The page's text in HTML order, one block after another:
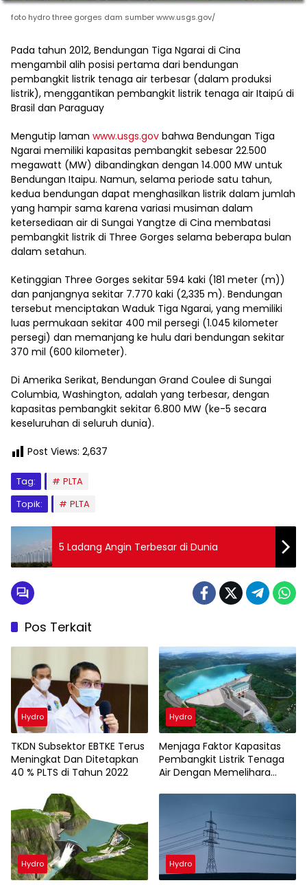
foto hydro three gorges dam sumber www.usgs.gov/
Pada tahun 2012, Bendungan Tiga Ngarai di Cina
mengambil alih posisi pertama dari bendungan
pembangkit listrik tenaga air terbesar (dalam produksi
listrik), menggantikan pembangkit listrik tenaga air Itaipú di
Brasil dan Paraguay
Mengutip laman www.usgs.gov bahwa Bendungan Tiga
Ngarai memiliki kapasitas pembangkit sebesar 22.500
megawatt (MW) dibandingkan dengan 14.000 MW untuk
Bendungan Itaipu. Namun, selama periode satu tahun,
kedua bendungan dapat menghasilkan listrik dalam jumlah
yang hampir sama karena variasi musiman dalam
ketersediaan air di Sungai Yangtze di Cina membatasi
pembangkit listrik di Three Gorges selama beberapa bulan
dalam setahun.
Ketinggian Three Gorges sekitar 594 kaki (181 meter (m))
dan panjangnya sekitar 7.770 kaki (2,335 m). Bendungan
tersebut menciptakan Waduk Tiga Ngarai, yang memiliki
luas permukaan sekitar 400 mil persegi (1.045 kilometer
persegi) dan memanjang ke hulu dari bendungan sekitar
370 mil (600 kilometer).
Di Amerika Serikat, Bendungan Grand Coulee di Sungai
Columbia, Washington, adalah yang terbesar, dengan
kapasitas pembangkit sekitar 6.800 MW (ke-5 secara
keseluruhan di seluruh dunia).
Post Views: 2,637
Tag:
PLTA
Topik:
PLTA
5 Ladang Angin Terbesar di Dunia
Pos Terkait
Hydro
TKDN Subsektor EBTKE Terus
Meningkat Dan Ditetapkan
40 % PLTS di Tahun 2022
Hydro
Menjaga Faktor Kapasitas
Pembangkit Listrik Tenaga
Air Dengan Memelihara
Hydro Hydro